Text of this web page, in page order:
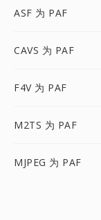
ASF 为 PAF
CAVS 为 PAF
F4V 为 PAF
M2TS 为 PAF
MJPEG 为 PAF